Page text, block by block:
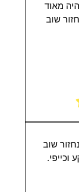
מאוד
שוב
שוב